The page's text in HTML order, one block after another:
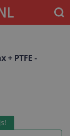
+ PTFE -